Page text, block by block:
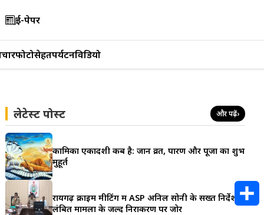
ई-पेपर
फोटोसेहतपर्यटनविडियो
लेटेस्ट पोस्ट और पढ़ें›
कामिका एकादशी कब है: जानें व्रत, पारण और पूजा का शुभ
मुहूर्त
रायगढ़ क्राइम मीटिंग में ASP अनिल सोनी के सख्त निर्देश,
लंबित मामलों के जल्द निराकरण पर जोर